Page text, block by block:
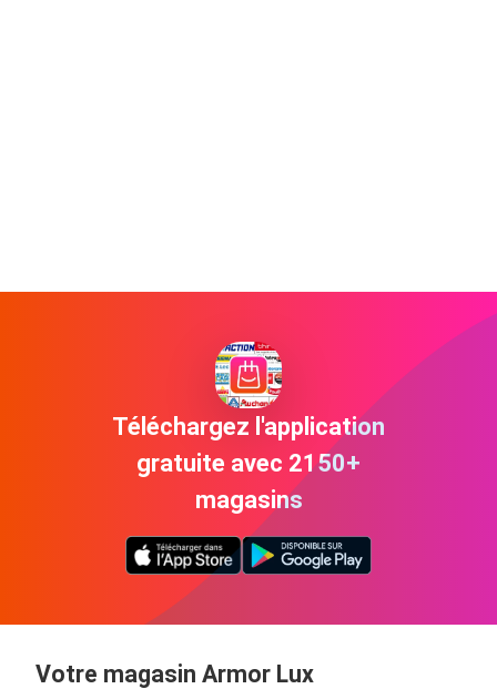
Téléchargez l'application
gratuite avec 2150+
magasins
Votre magasin Armor Lux